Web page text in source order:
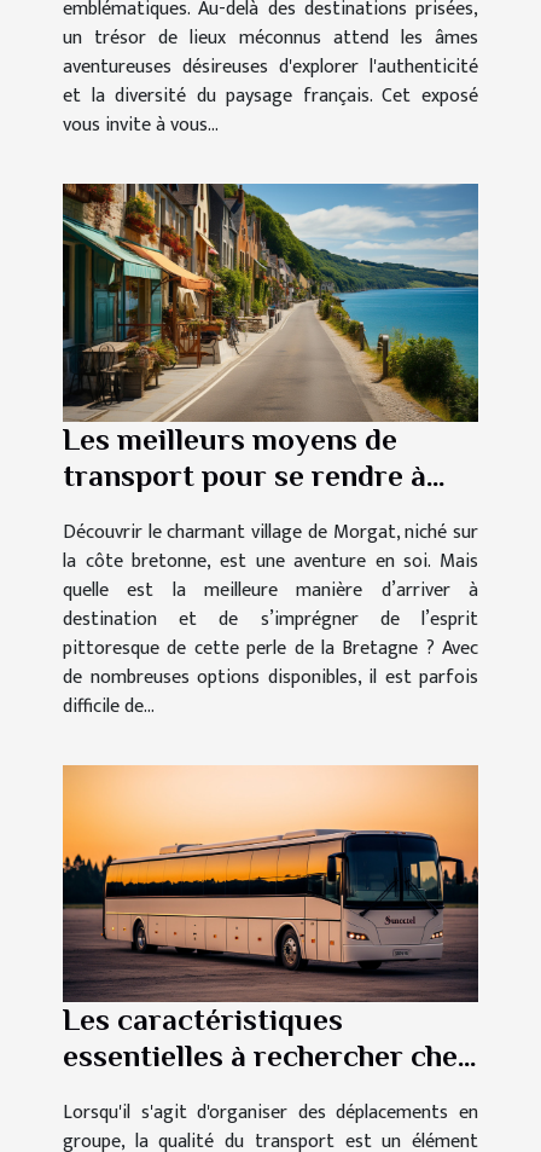
emblématiques. Au-delà des destinations prisées,
un trésor de lieux méconnus attend les âmes
aventureuses désireuses d'explorer l'authenticité
et la diversité du paysage français. Cet exposé
vous invite à vous...
Les meilleurs moyens de
transport pour se rendre à
Découvrir le charmant village de Morgat, niché sur
la côte bretonne, est une aventure en soi. Mais
quelle est la meilleure manière d’arriver à
destination et de s’imprégner de l’esprit
pittoresque de cette perle de la Bretagne ? Avec
de nombreuses options disponibles, il est parfois
difficile de...
Les caractéristiques
essentielles à rechercher chez
déplacements sereins
Lorsqu'il s'agit d'organiser des déplacements en
groupe, la qualité du transport est un élément